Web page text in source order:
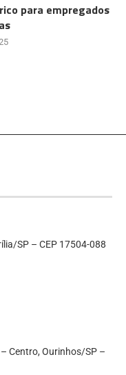
para empregados
SP – CEP 17504-088
Centro, Ourinhos/SP –